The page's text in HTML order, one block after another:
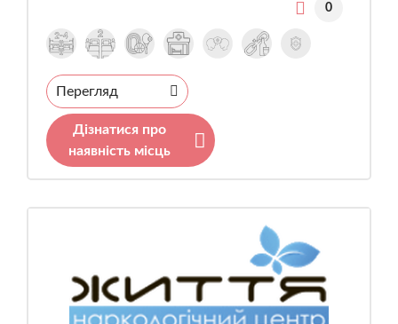
0
Перегляд
Дізнатися про
наявність місць